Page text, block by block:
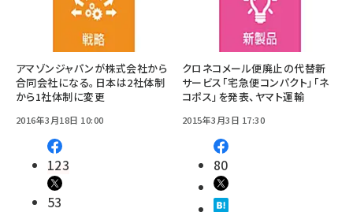
アマゾンジャパンが株式会社から
合同会社になる。日本は2社体制
から1社体制に変更
2016年3月18日 10:00
123
53
クロネコメール便廃止の代替新
サービス「宅急便コンパクト」「ネ
コポス」を発表、ヤマト運輸
2015年3月3日 17:30
80